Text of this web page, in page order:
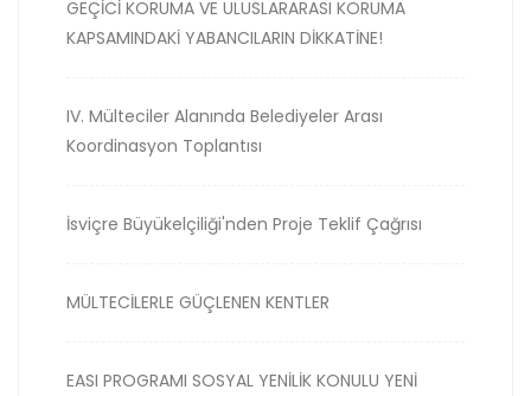
GEÇİCİ KORUMA VE ULUSLARARASI KORUMA
KAPSAMINDAKİ YABANCILARIN DİKKATİNE!
IV. Mülteciler Alanında Belediyeler Arası
Koordinasyon Toplantısı
İsviçre Büyükelçiliği'nden Proje Teklif Çağrısı
MÜLTECİLERLE GÜÇLENEN KENTLER
EASI PROGRAMI SOSYAL YENİLİK KONULU YENİ